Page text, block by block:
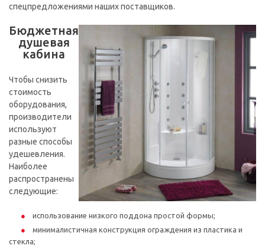
спецпредложениями наших поставщиков.
Бюджетная
душевая
кабина
Чтобы снизить
стоимость
оборудования,
производители
используют
разные способы
удешевления.
Наиболее
распространены
следующие:
использование низкого поддона простой формы;
минималистичная конструкция ограждения из пластика и
стекла;